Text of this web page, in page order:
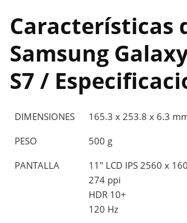
Características
Samsung
S7 /
DIMENSIONES
165.3 x 253.8 x 6.3
PESO
500 g
PANTALLA
11" LCD IPS 2560 x
274 ppi
HDR 10+
120 Hz